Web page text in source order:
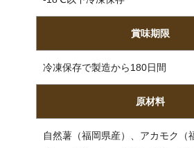
賞味期限
冷凍保存で製造から180日間
原材料
自然薯（福岡県産）、アカモク（